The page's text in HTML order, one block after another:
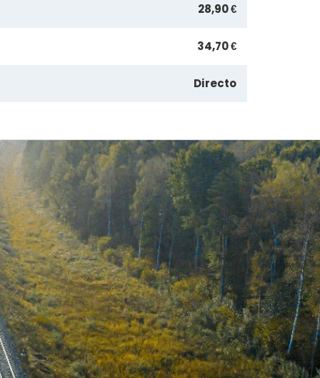
28,90 €
34,70 €
Directo